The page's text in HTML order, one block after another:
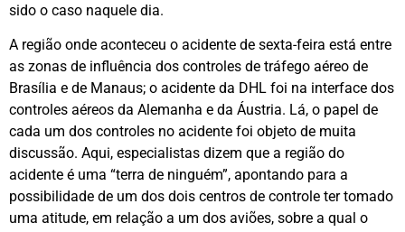
sido o caso naquele dia.
A região onde aconteceu o acidente de sexta-feira está entre
as zonas de influência dos controles de tráfego aéreo de
Brasília e de Manaus; o acidente da DHL foi na interface dos
controles aéreos da Alemanha e da Áustria. Lá, o papel de
cada um dos controles no acidente foi objeto de muita
discussão. Aqui, especialistas dizem que a região do
acidente é uma “terra de ninguém”, apontando para a
possibilidade de um dos dois centros de controle ter tomado
uma atitude, em relação a um dos aviões, sobre a qual o